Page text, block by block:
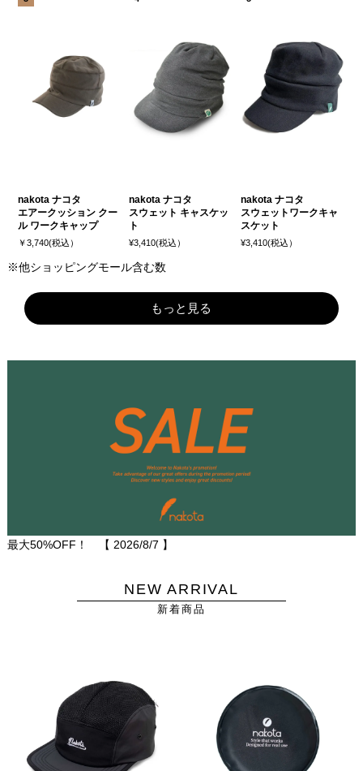
nakota ナコタ
エアークッション クー
ル ワークキャップ
￥3,740(税込）
nakota ナコタ
スウェット キャスケッ
ト
¥3,410(税込）
nakota ナコタ
スウェットワークキャ
スケット
¥3,410(税込）
※他ショッピングモール含む数
もっと見る
最大50%OFF！ 【 2026/8/7 】
NEW ARRIVAL
新着商品